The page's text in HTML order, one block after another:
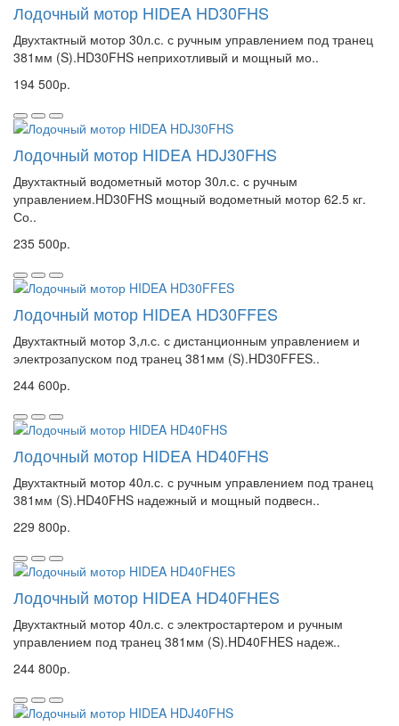
Лодочный мотор HIDEA HD30FHS
Двухтактный мотор 30л.с. с ручным управлением под транец
381мм (S).HD30FHS неприхотливый и мощный мо..
194 500р.
Лодочный мотор HIDEA HDJ30FHS
Двухтактный водометный мотор 30л.с. с ручным
управлением.HD30FHS мощный водометный мотор 62.5 кг.
Со..
235 500р.
Лодочный мотор HIDEA HD30FFES
Двухтактный мотор 3,л.с. с дистанционным управлением и
электрозапуском под транец 381мм (S).HD30FFES..
244 600р.
Лодочный мотор HIDEA HD40FHS
Двухтактный мотор 40л.с. с ручным управлением под транец
381мм (S).HD40FHS надежный и мощный подвесн..
229 800р.
Лодочный мотор HIDEA HD40FHES
Двухтактный мотор 40л.с. с электростартером и ручным
управлением под транец 381мм (S).HD40FHES надеж..
244 800р.